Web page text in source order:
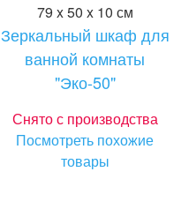
79 x 50 x 10 см
Зеркальный шкаф для
ванной комнаты
"Эко-50"
Снято с производства
Посмотреть похожие
товары